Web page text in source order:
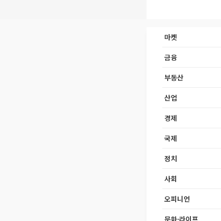
마켓
금융
부동산
산업
경제
국제
정치
사회
오피니언
문화·라이프